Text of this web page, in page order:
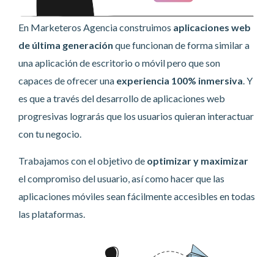
En Marketeros Agencia construimos aplicaciones web
de última generación que funcionan de forma similar a
una aplicación de escritorio o móvil pero que son
capaces de ofrecer una experiencia 100% inmersiva. Y
es que a través del desarrollo de aplicaciones web
progresivas lograrás que los usuarios quieran interactuar
con tu negocio.
Trabajamos con el objetivo de optimizar y maximizar
el compromiso del usuario, así como hacer que las
aplicaciones móviles sean fácilmente accesibles en todas
las plataformas.